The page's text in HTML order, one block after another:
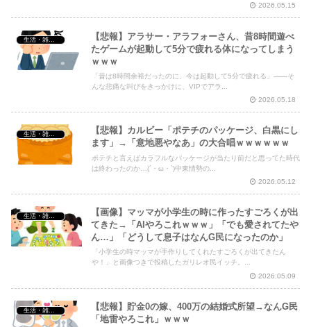
2026.05.15
【悲報】アラサー・アラフォーさん、昔8時間遊べ
たゲームが起動して5分で疲れる体になってしまう
ｗｗｗ
「昔は8時間余裕だったのに、今は起動して5分で疲れる」——そ
んな悲痛な叫びをきっかけに、VIPでアラ...
2026.05.18
【悲報】カルビー「ポテチのパッケージ、白黒にし
ます」→「意地悪やなあ」の大合唱ｗｗｗｗｗｗ
ポテチと言えばカラフルなパッケージが当たり前だと思ってた時代
は終わったのか…(´・ω・`)中東情勢の...
2026.05.12
【画像】マッマが小学生の時に作ったすごろくが出
てきた→「AIやろこれｗｗｗ」「でも愛されてたや
ん…」「どうして息子はなんG民になったのか」
「小学生の時マッマが手作りしてくれたすごろくが出てきたん
や！」と画像つきで投稿したガリレオ民イッチ。...
2026.05.09
【悲報】貯金0の嫁、400万の結婚式所望→なんG民
「地雷やろこれ」ｗｗｗ